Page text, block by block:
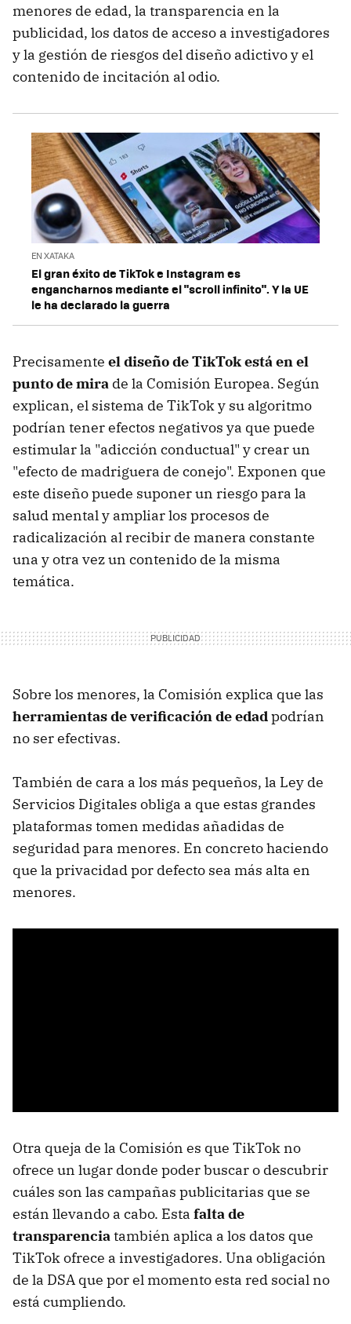
menores de edad, la transparencia en la
publicidad, los datos de acceso a investigadores
y la gestión de riesgos del diseño adictivo y el
contenido de incitación al odio.
EN XATAKA
El gran éxito de TikTok e Instagram es
engancharnos mediante el "scroll infinito". Y la UE
le ha declarado la guerra
Precisamente el diseño de TikTok está en el
punto de mira de la Comisión Europea. Según
explican, el sistema de TikTok y su algoritmo
podrían tener efectos negativos ya que puede
estimular la "adicción conductual" y crear un
"efecto de madriguera de conejo". Exponen que
este diseño puede suponer un riesgo para la
salud mental y ampliar los procesos de
radicalización al recibir de manera constante
una y otra vez un contenido de la misma
temática.
Sobre los menores, la Comisión explica que las
herramientas de verificación de edadpodrían
no ser efectivas.
También de cara a los más pequeños, la Ley de
Servicios Digitales obliga a que estas grandes
plataformas tomen medidas añadidas de
seguridad para menores. En concreto haciendo
que la privacidad por defecto sea más alta en
menores.
Otra queja de la Comisión es que TikTok no
ofrece un lugar donde poder buscar o descubrir
cuáles son las campañas publicitarias que se
están llevando a cabo. Esta falta de
transparenciatambién aplica a los datos que
TikTok ofrece a investigadores. Una obligación
de la DSA que por el momento esta red social no
está cumpliendo.